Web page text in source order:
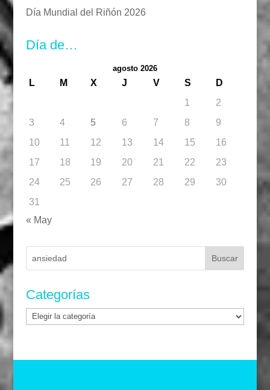
Día Mundial del Riñón 2026
Día de…
agosto 2026
L M X J V S
D
1
2
3
4 5 6 7 8
9
10
11 12 13 14 15
16
17
18 19 20 21 22
23
24
25 26 27 28 29
30
31
« May
Categorías
Categorías